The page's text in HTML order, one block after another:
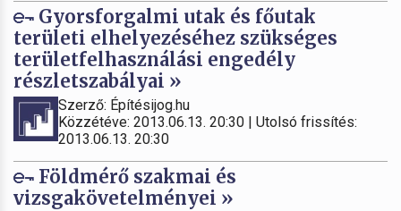
Gyorsforgalmi utak és főutak
területi elhelyezéséhez szükséges
területfelhasználási engedély
részletszabályai »
Szerző: Építésijog.hu
Közzétéve: 2013.06.13. 20:30 | Utolsó frissítés:
2013.06.13. 20:30
Földmérő szakmai és
vizsgakövetelményei »